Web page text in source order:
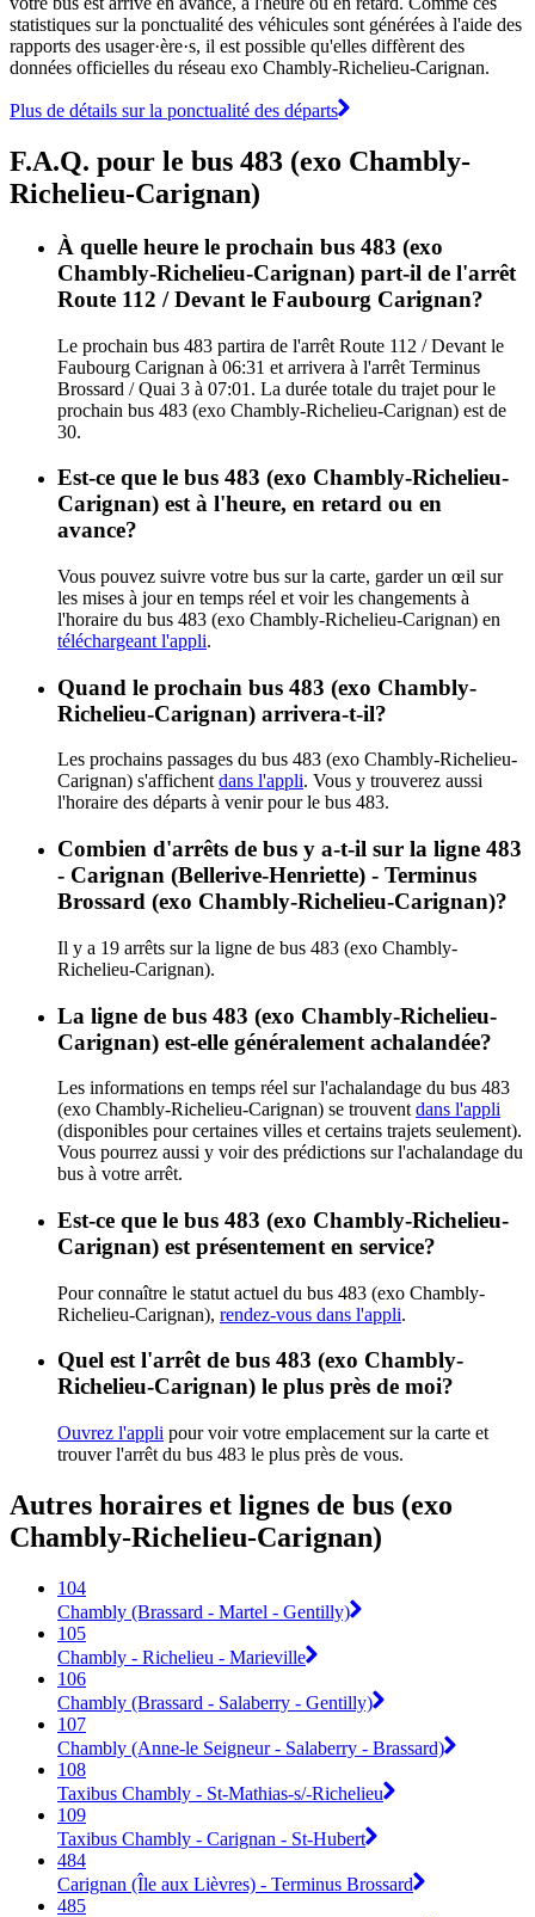
statistiques sur la ponctualité des véhicules sont générées à l'aide des
rapports des usager·ère·s, il est possible qu'elles diffèrent des
données officielles du réseau exo Chambly-Richelieu-Carignan.
Plus de détails sur la ponctualité des départs
F.A.Q. pour le bus 483 (exo Chambly-
Richelieu-Carignan)
À quelle heure le prochain bus 483 (exo
Chambly-Richelieu-Carignan) part-il de l'arrêt
Route 112 / Devant le Faubourg Carignan?
Le prochain bus 483 partira de l'arrêt Route 112 / Devant le
Faubourg Carignan à 06:31 et arrivera à l'arrêt Terminus
Brossard / Quai 3 à 07:01. La durée totale du trajet pour le
prochain bus 483 (exo Chambly-Richelieu-Carignan) est de
30.
Est-ce que le bus 483 (exo Chambly-Richelieu-
Carignan) est à l'heure, en retard ou en
avance?
Vous pouvez suivre votre bus sur la carte, garder un œil sur
les mises à jour en temps réel et voir les changements à
l'horaire du bus 483 (exo Chambly-Richelieu-Carignan) en
téléchargeant l'appli.
Quand le prochain bus 483 (exo Chambly-
Richelieu-Carignan) arrivera-t-il?
Les prochains passages du bus 483 (exo Chambly-Richelieu-
Carignan) s'affichent dans l'appli. Vous y trouverez aussi
l'horaire des départs à venir pour le bus 483.
Combien d'arrêts de bus y a-t-il sur la ligne 483
- Carignan (Bellerive-Henriette) - Terminus
Brossard (exo Chambly-Richelieu-Carignan)?
Il y a 19 arrêts sur la ligne de bus 483 (exo Chambly-
Richelieu-Carignan).
La ligne de bus 483 (exo Chambly-Richelieu-
Carignan) est-elle généralement achalandée?
Les informations en temps réel sur l'achalandage du bus 483
(exo Chambly-Richelieu-Carignan) se trouvent dans l'appli
(disponibles pour certaines villes et certains trajets seulement).
Vous pourrez aussi y voir des prédictions sur l'achalandage du
bus à votre arrêt.
Est-ce que le bus 483 (exo Chambly-Richelieu-
Carignan) est présentement en service?
Pour connaître le statut actuel du bus 483 (exo Chambly-
Richelieu-Carignan), rendez-vous dans l'appli.
Quel est l'arrêt de bus 483 (exo Chambly-
Richelieu-Carignan) le plus près de moi?
Ouvrez l'appli pour voir votre emplacement sur la carte et
trouver l'arrêt du bus 483 le plus près de vous.
Autres horaires et lignes de bus (exo
Chambly-Richelieu-Carignan)
104
Chambly (Brassard - Martel - Gentilly)
105
Chambly - Richelieu - Marieville
106
Chambly (Brassard - Salaberry - Gentilly)
107
Chambly (Anne-le Seigneur - Salaberry - Brassard)
108
Taxibus Chambly - St-Mathias-s/-Richelieu
109
Taxibus Chambly - Carignan - St-Hubert
484
Carignan (Île aux Lièvres) - Terminus Brossard
485